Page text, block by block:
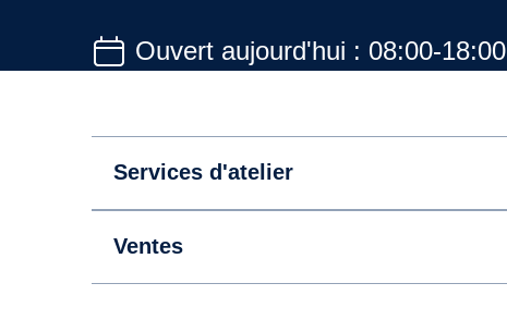
Ouvert aujourd'hui : 08:00-18:00
Services d'atelier
Ventes